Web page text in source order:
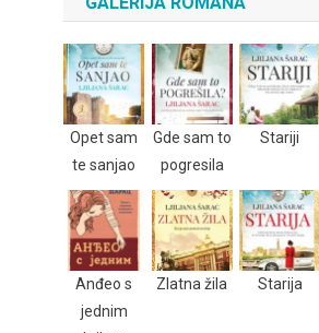
Opet sam
te sanjao
Gde sam to
pogresila
Stariji
Anđeo s
jednim
Zlatna žila Starija